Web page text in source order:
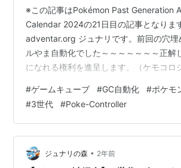
※この記事はPokémon Past Generation
Calendar 2024の21日目の記事となりま
adventar.org ジュナリです。前回の穴埋
ルやま自動化でした～～～～～～～正解
になれる権利を進呈します。（ケモコロ
ゃいけないのも面倒だよね… バトル山
はすでにますたー様が作られていますが
かしたかった+シナリオモード以外も欲
すたー様に許可をもらい機能追加+最適
を公開します。(ますたー様にわがま…
#ゲームキューブ #GC自動化 #ポケモ
#3世代 #Poke-Controller
ジュナリの森 • 2年前